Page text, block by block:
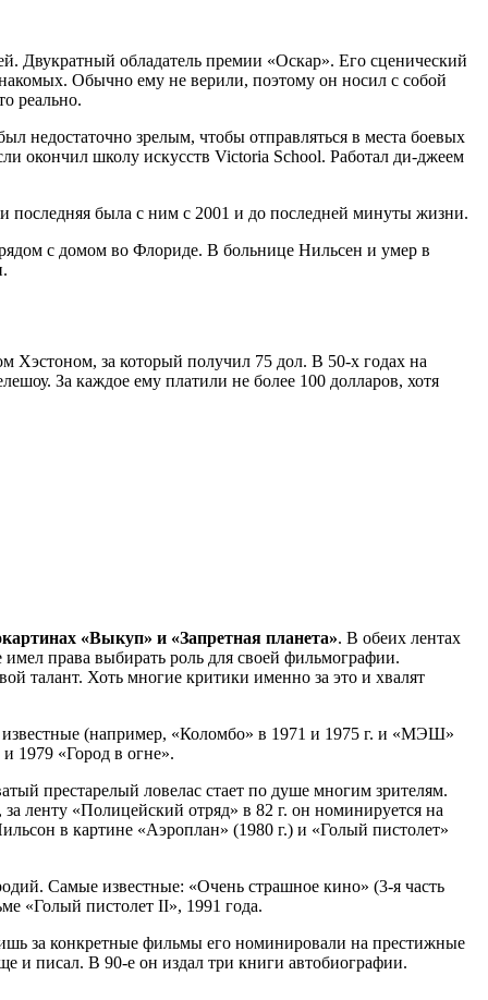
Двукратный обладатель премии «Оскар». Его сценический
Обычно ему не верили, поэтому он носил с собой
реально.
недостаточно зрелым, чтобы отправляться в места боевых
окончил школу искусств Victoria School. Работал ди-джеем
последняя была с ним с 2001 и до последней минуты жизни.
с домом во Флориде. В больнице Нильсен и умер в
Хэстоном, за который получил 75 дол. В 50-х годах на
За каждое ему платили не более 100 долларов, хотя
«Выкуп» и «Запретная планета». В обеих лентах
права выбирать роль для своей фильмографии.
талант. Хоть многие критики именно за это и хвалят
(например, «Коломбо» в 1971 и 1975 г. и «МЭШ»
1979 «Город в огне».
престарелый ловелас стает по душе многим зрителям.
ленту «Полицейский отряд» в 82 г. он номинируется на
в картине «Аэроплан» (1980 г.) и «Голый пистолет»
Самые известные: «Очень страшное кино» (3-я часть
«Голый пистолет II», 1991 года.
за конкретные фильмы его номинировали на престижные
и писал. В 90-е он издал три книги автобиографии.